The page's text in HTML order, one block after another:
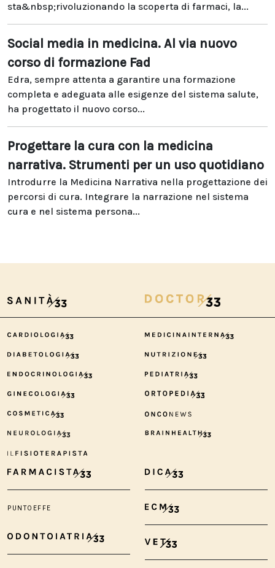
sta&nbsp;rivoluzionando la scoperta di farmaci, la...
Social media in medicina. Al via nuovo
corso di formazione Fad
Edra, sempre attenta a garantire una formazione
completa e adeguata alle esigenze del sistema salute,
ha progettato il nuovo corso...
Progettare la cura con la medicina
narrativa. Strumenti per un uso quotidiano
Introdurre la Medicina Narrativa nella progettazione dei
percorsi di cura. Integrare la narrazione nel sistema
cura e nel sistema persona...